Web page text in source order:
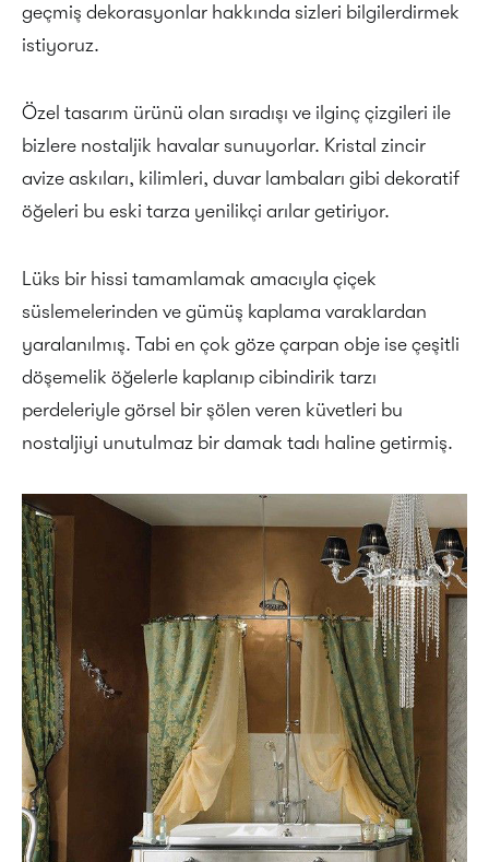
geçmiş dekorasyonlar hakkında sizleri bilgilerdirmek
istiyoruz.
Özel tasarım ürünü olan sıradışı ve ilginç çizgileri ile
bizlere nostaljik havalar sunuyorlar. Kristal zincir
avize askıları, kilimleri, duvar lambaları gibi dekoratif
öğeleri bu eski tarza yenilikçi arılar getiriyor.
Lüks bir hissi tamamlamak amacıyla çiçek
süslemelerinden ve gümüş kaplama varaklardan
yaralanılmış. Tabi en çok göze çarpan obje ise çeşitli
döşemelik öğelerle kaplanıp cibindirik tarzı
perdeleriyle görsel bir şölen veren küvetleri bu
nostaljiyi unutulmaz bir damak tadı haline getirmiş.